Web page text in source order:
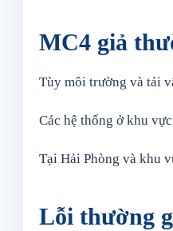
MC4 giả
Tùy môi trường và tải
Các hệ thống ở khu
Tại Hải Phòng và khu
Lỗi thường